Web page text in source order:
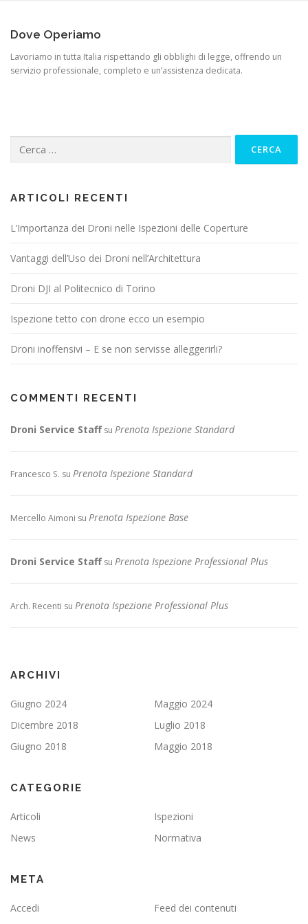
Dove Operiamo
Lavoriamo in tutta Italia rispettando gli obblighi di legge, offrendo un
servizio professionale, completo e un’assistenza dedicata.
ARTICOLI RECENTI
L’Importanza dei Droni nelle Ispezioni delle Coperture
Vantaggi dell’Uso dei Droni nell’Architettura
Droni DJI al Politecnico di Torino
Ispezione tetto con drone ecco un esempio
Droni inoffensivi – E se non servisse alleggerirli?
COMMENTI RECENTI
Droni Service Staffsu Prenota Ispezione Standard
Francesco S. su Prenota Ispezione Standard
Mercello Aimoni su Prenota Ispezione Base
Droni Service Staffsu Prenota Ispezione Professional Plus
Arch. Recenti su Prenota Ispezione Professional Plus
ARCHIVI
Giugno 2024
Maggio 2024
Dicembre 2018
Luglio 2018
Giugno 2018
Maggio 2018
CATEGORIE
Articoli
Ispezioni
News
Normativa
META
Accedi
Feed dei contenuti